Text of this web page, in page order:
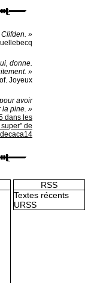
»
donne.
»
Joyeux
avoir
la pine. »
dans les
de
RSS
Textes récents
URSS